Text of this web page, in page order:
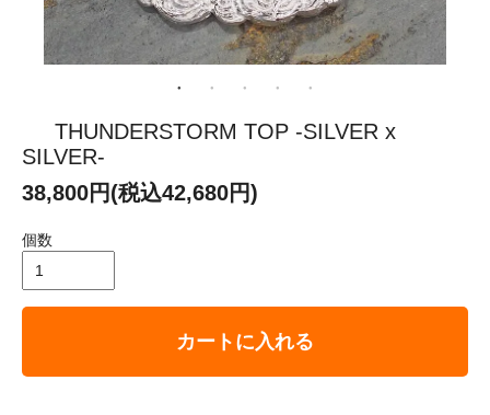
THUNDERSTORM TOP -SILVER x
SILVER-
38,800円(税込42,680円)
個数
カートに入れる